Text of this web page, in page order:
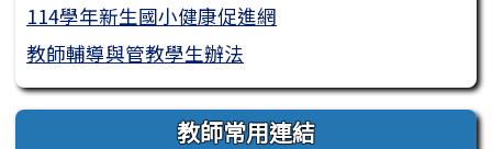
114學年新生國小健康促進網
教師輔導與管教學生辦法
教師常用連結